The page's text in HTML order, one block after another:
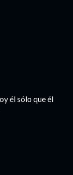
él sólo que él